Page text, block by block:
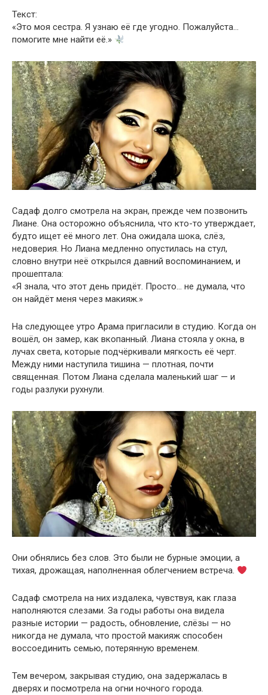
Текст:
«Это моя сестра. Я узнаю её где угодно. Пожалуйста…
помогите мне найти её.»
Садаф долго смотрела на экран, прежде чем позвонить
Лиане. Она осторожно объяснила, что кто-то утверждает,
будто ищет её много лет. Она ожидала шока, слёз,
недоверия. Но Лиана медленно опустилась на стул,
словно внутри неё открылся давний воспоминанием, и
прошептала:
«Я знала, что этот день придёт. Просто… не думала, что
он найдёт меня через макияж.»
На следующее утро Арама пригласили в студию. Когда он
вошёл, он замер, как вкопанный. Лиана стояла у окна, в
лучах света, которые подчёркивали мягкость её черт.
Между ними наступила тишина — плотная, почти
священная. Потом Лиана сделала маленький шаг — и
годы разлуки рухнули.
Они обнялись без слов. Это были не бурные эмоции, а
тихая, дрожащая, наполненная облегчением встреча.
Садаф смотрела на них издалека, чувствуя, как глаза
наполняются слезами. За годы работы она видела
разные истории — радость, обновление, слёзы — но
никогда не думала, что простой макияж способен
воссоединить семью, потерянную временем.
Тем вечером, закрывая студию, она задержалась в
дверях и посмотрела на огни ночного города.